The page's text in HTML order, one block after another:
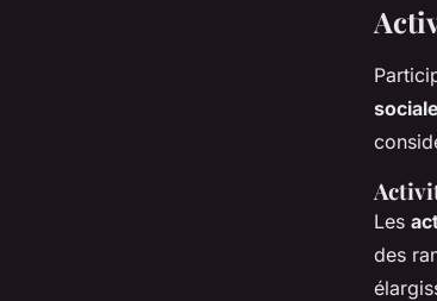
Les
des